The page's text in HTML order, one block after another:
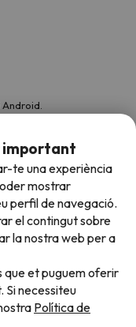
important
te una experiència
mostrar
perfil de navegació.
el contingut sobre
la nostra web per a
que et puguem oferir
Si necessiteu
Política de